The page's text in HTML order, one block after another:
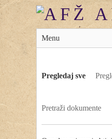
Menu
Pregledaj sve
Pretraži dokumente